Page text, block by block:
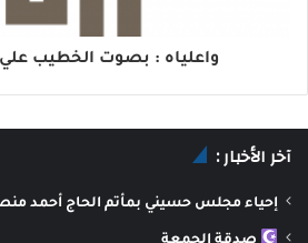
واعلياه : بصوت الخطيب
آخر الأخبار :
إحياء مجلس حسيني بمأتم الحاج أحمد